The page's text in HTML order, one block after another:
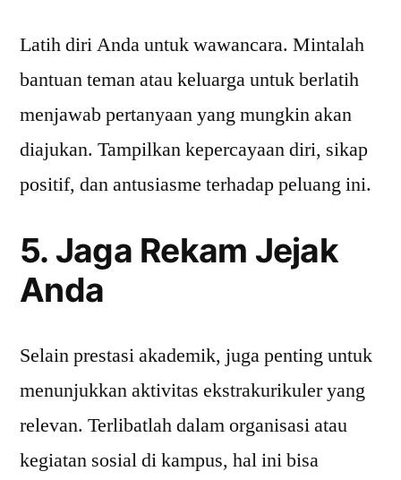
Latih diri Anda untuk wawancara. Mintalah
bantuan teman atau keluarga untuk berlatih
menjawab pertanyaan yang mungkin akan
diajukan. Tampilkan kepercayaan diri, sikap
positif, dan antusiasme terhadap peluang ini.
5. Jaga Rekam Jejak
Anda
Selain prestasi akademik, juga penting untuk
menunjukkan aktivitas ekstrakurikuler yang
relevan. Terlibatlah dalam organisasi atau
kegiatan sosial di kampus, hal ini bisa